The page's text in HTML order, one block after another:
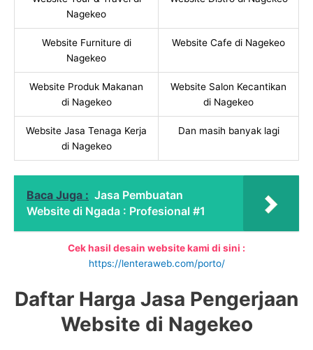
Nagekeo
Website Furniture di
Nagekeo
Website Cafe di Nagekeo
Website Produk Makanan
di Nagekeo
Website Salon Kecantikan
di Nagekeo
Website Jasa Tenaga Kerja
di Nagekeo
Dan masih banyak lagi
Baca Juga : Jasa Pembuatan
Website di Ngada : Profesional #1
Cek hasil desain website kami di sini :
https://lenteraweb.com/porto/
Daftar Harga Jasa Pengerjaan
Website di Nagekeo